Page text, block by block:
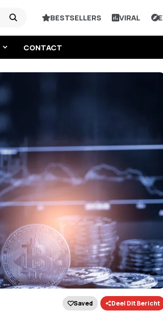
BESTSELLERS VIRAL
CONTACT
Saved Deel Dit Bericht